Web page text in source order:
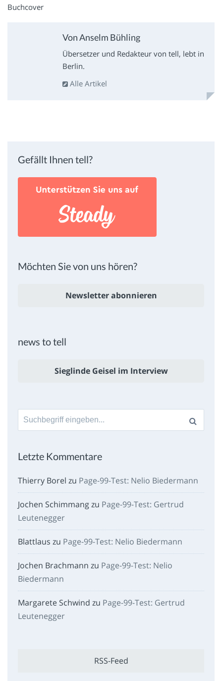
Buchcover
Von Anselm Bühling
Übersetzer und Redakteur von tell, lebt in
Berlin.
Alle Artikel
Gefällt Ihnen tell?
Möchten Sie von uns hören?
Newsletter abonnieren
news to tell
Sieglinde Geisel im Interview
Suche
nach:
Letzte Kommentare
Thierry Borel zu Page-99-Test: Nelio Biedermann
Jochen Schimmangzu Page-99-Test: Gertrud
Leutenegger
Blattlaus zu Page-99-Test: Nelio Biedermann
Jochen Brachmann zu Page-99-Test: Nelio
Biedermann
Margarete Schwind zu Page-99-Test: Gertrud
Leutenegger
RSS-Feed